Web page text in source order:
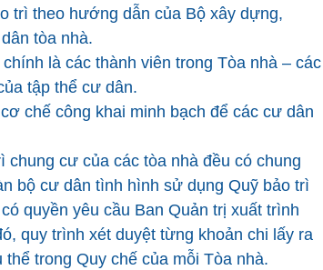
trì theo hướng dẫn của Bộ xây dựng,
tòa nhà.
là các thành viên trong Tòa nhà – các
tập thể cư dân.
chế công khai minh bạch để các cư dân
cư của các tòa nhà đều có chung
bộ cư dân tình hình sử dụng Quỹ bảo trì
quyền yêu cầu Ban Quản trị xuất trình
quy trình xét duyệt từng khoản chi lấy ra
trong Quy chế của mỗi Tòa nhà.